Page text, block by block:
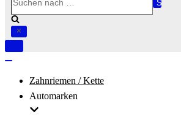
nach …
Navigation
Zahnriemen / Kette
Automarken